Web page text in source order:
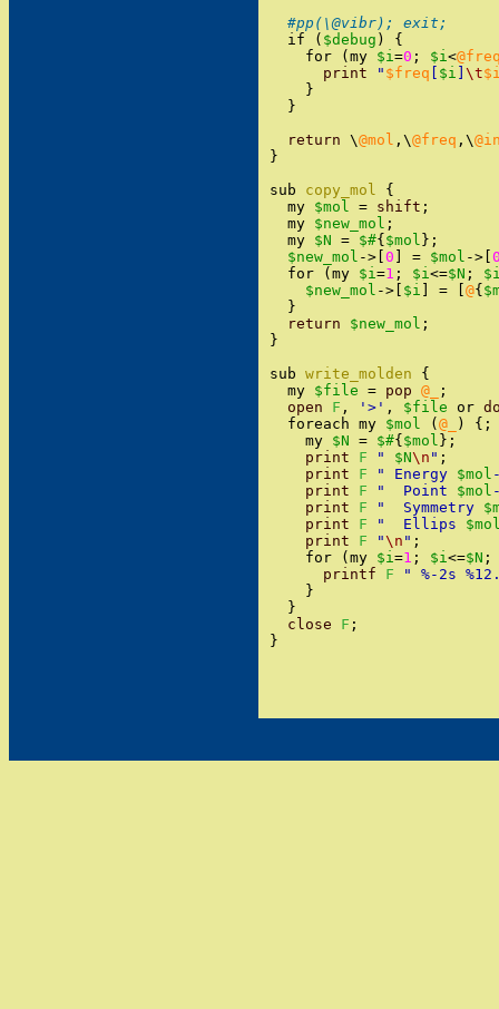
#pp(\@vibr); exit;
if
( $debug )
{
for
( my $i=0 ; $i<
print
" $freq $i \t
}
}
return \@mol , \@freq , \
}
sub
copy_mol
{
my $mol = shift ;
my $new_mol ;
my $N = $#{ $mol } ;
$new_mol -> 0 = $mol ->
for
( my $i=1 ; $i<=$N ;
$new_mol -> $i = @{
}
return
$new_mol ;
}
sub write_molden
{
my $file = pop @_
;
open
F , ' > ' , $file or
foreach my $mol ( @_ ) { ;
my $N = $#{ $mol } ;
print
F " $N\n " ;
print
F " Energy $mol
print
F "
  Point
$mol
print
F "
  Symmetry
print
F "
  Ellips
print
F "\n " ;
for
( my $i=1 ; $i<=$N ;
printf
F "
%-2s
}
}
close
F ;
}